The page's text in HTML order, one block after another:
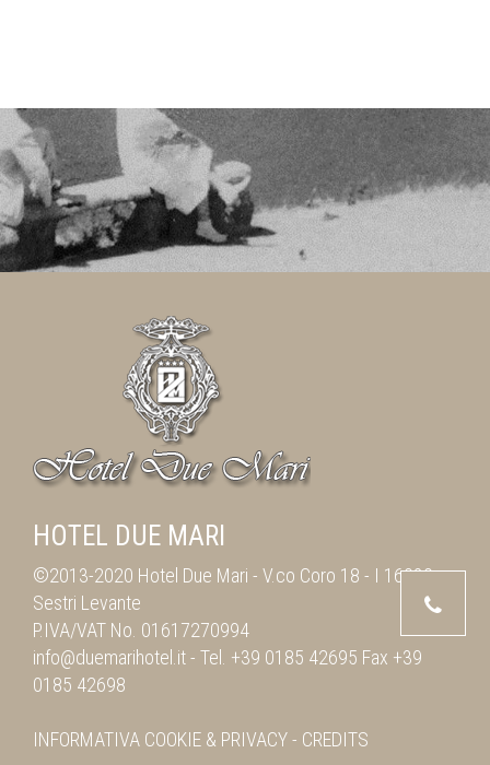
HOTEL DUE MARI
©2013-2020 Hotel Due Mari - V.co Coro 18 - I 16039
Sestri Levante
P.IVA/VAT No. 01617270994
info@duemarihotel.it- Tel. +39 0185 42695 Fax +39
0185 42698
INFORMATIVA COOKIE & PRIVACY- CREDITS